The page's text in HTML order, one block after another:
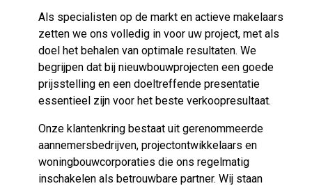
Als specialisten op de markt en actieve makelaars
zetten we ons volledig in voor uw project, met als
doel het behalen van optimale resultaten. We
begrijpen dat bij nieuwbouwprojecten een goede
prijsstelling en een doeltreffende presentatie
essentieel zijn voor het beste verkoopresultaat.
Onze klantenkring bestaat uit gerenommeerde
aannemersbedrijven, projectontwikkelaars en
woningbouwcorporaties die ons regelmatig
inschakelen als betrouwbare partner. Wij staan